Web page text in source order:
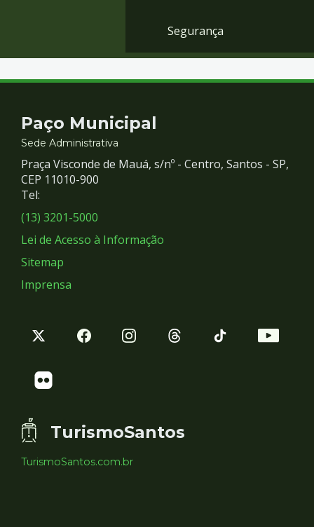
Segurança
Contato
e
Redes
Sociais
Paço Municipal
Sede Administrativa
Praça Visconde de Mauá, s/nº - Centro, Santos - SP,
CEP 11010-900
Tel:
(13) 3201-5000
Lei de Acesso à Informação
Sitemap
Imprensa
TurismoSantos
TurismoSantos.com.br